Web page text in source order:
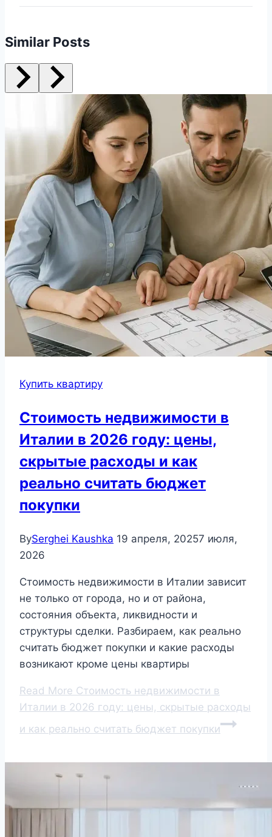
Similar Posts
Купить квартиру
Стоимость недвижимости в
Италии в 2026 году: цены,
скрытые расходы и как
реально считать бюджет
покупки
BySerghei Kaushka 19 апреля, 20257 июля,
2026
Стоимость недвижимости в Италии зависит
не только от города, но и от района,
состояния объекта, ликвидности и
структуры сделки. Разбираем, как реально
считать бюджет покупки и какие расходы
возникают кроме цены квартиры
Read More Стоимость недвижимости в
Италии в 2026 году: цены, скрытые расходы
и как реально считать бюджет покупки